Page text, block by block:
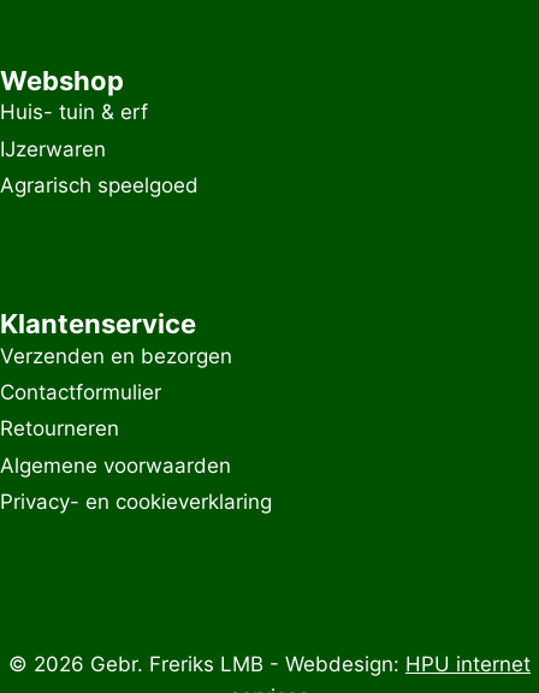
Webshop
Huis- tuin & erf
IJzerwaren
Agrarisch speelgoed
Klantenservice
Verzenden en bezorgen
Contactformulier
Retourneren
Algemene voorwaarden
Privacy- en cookieverklaring
© 2026 Gebr. Freriks LMB - Webdesign: HPU internet